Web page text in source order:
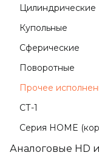
Цилиндрические
Купольные
Сферические
Поворотные
Прочее
СТ-1
Серия HOME
Аналоговые HD